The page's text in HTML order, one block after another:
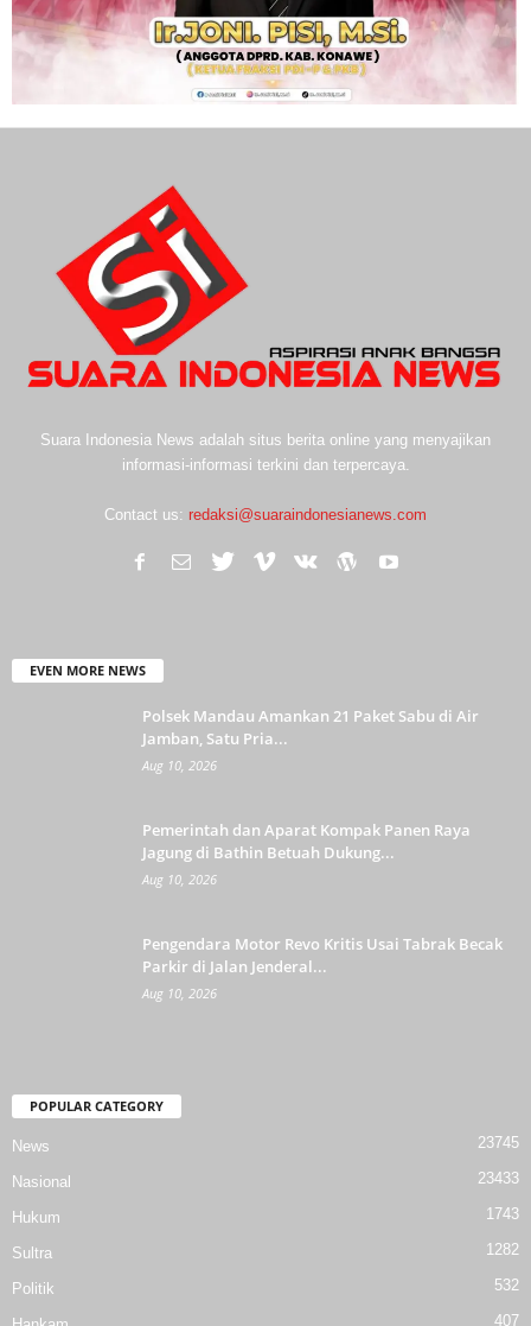
Suara Indonesia News adalah situs berita online yang menyajikan
informasi-informasi terkini dan terpercaya.
Contact us: redaksi@suaraindonesianews.com
EVEN MORE NEWS
Polsek Mandau Amankan 21 Paket Sabu di Air
Jamban, Satu Pria...
Aug 10, 2026
Pemerintah dan Aparat Kompak Panen Raya
Jagung di Bathin Betuah Dukung...
Aug 10, 2026
Pengendara Motor Revo Kritis Usai Tabrak Becak
Parkir di Jalan Jenderal...
Aug 10, 2026
POPULAR CATEGORY
News 23745
Nasional 23433
Hukum 1743
Sultra 1282
Politik 532
407